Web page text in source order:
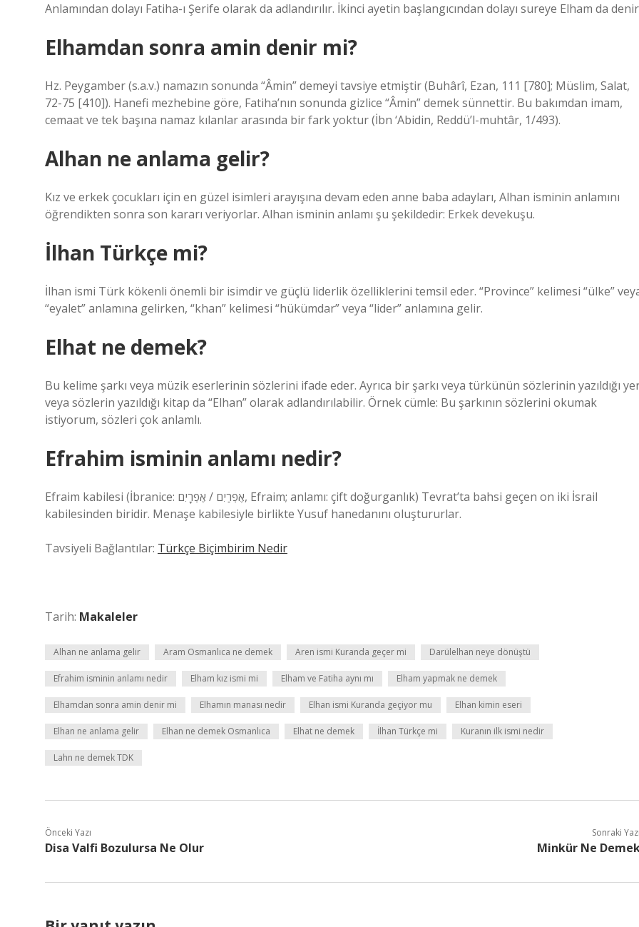
Anlamından dolayı Fatiha-ı Şerife olarak da adlandırılır. İkinci ayetin başlangıcından dolayı sureye Elham da
Elhamdan sonra amin denir mi?
Hz. Peygamber (s.a.v.) namazın sonunda “Âmin” demeyi tavsiye etmiştir (Buhârî, Ezan, 111 [780]; Müslim, Salat,
72-75 [410]). Hanefi mezhebine göre, Fatiha’nın sonunda gizlice “Âmin” demek sünnettir. Bu bakımdan imam,
cemaat ve tek başına namaz kılanlar arasında bir fark yoktur (İbn ‘Abidin, Reddü’l-muhtâr, 1/493).
Alhan ne anlama gelir?
Kız ve erkek çocukları için en güzel isimleri arayışına devam eden anne baba adayları, Alhan isminin anlamını
öğrendikten sonra son kararı veriyorlar. Alhan isminin anlamı şu şekildedir: Erkek devekuşu.
İlhan Türkçe mi?
İlhan ismi Türk kökenli önemli bir isimdir ve güçlü liderlik özelliklerini temsil eder. “Province” kelimesi “ülke”
“eyalet” anlamına gelirken, “khan” kelimesi “hükümdar” veya “lider” anlamına gelir.
Elhat ne demek?
Bu kelime şarkı veya müzik eserlerinin sözlerini ifade eder. Ayrıca bir şarkı veya türkünün sözlerinin yazıldığı
veya sözlerin yazıldığı kitap da “Elhan” olarak adlandırılabilir. Örnek cümle: Bu şarkının sözlerini okumak
istiyorum, sözleri çok anlamlı.
Efrahim isminin anlamı nedir?
Efraim kabilesi (İbranice: אֶפְרַיִם / אֶפְרָיִם, Efraim; anlamı: çift doğurganlık) Tevrat’ta bahsi geçen on iki İsrail
kabilesinden biridir. Menaşe kabilesiyle birlikte Yusuf hanedanını oluştururlar.
Tavsiyeli Bağlantılar: Türkçe Biçimbirim Nedir
Tarih: Makaleler
Alhan ne anlama gelir Aram Osmanlıca ne demek Aren ismi Kuranda geçer mi Darülelhan neye dönüştü
Efrahim isminin anlamı nedir Elham kız ismi mi Elham ve Fatiha aynı mı Elham yapmak ne demek
Elhamdan sonra amin denir mi Elhamın manası nedir Elhan ismi Kuranda geçiyor mu Elhan kimin eseri
Elhan ne anlama gelir Elhan ne demek Osmanlıca Elhat ne demek İlhan Türkçe mi Kuranın ilk ismi nedir
Lahn ne demek TDK
Önceki Yazı
Disa Valfi Bozulursa Ne Olur
Sonraki
Minkür Ne